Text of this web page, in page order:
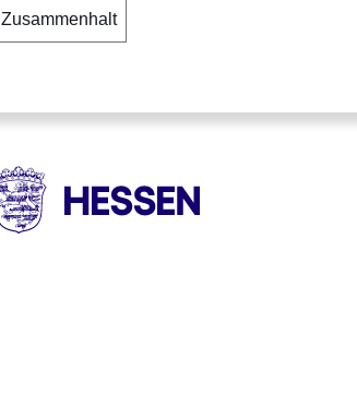
Zusammenhalt
HESSEN - Hessische Landesregierung